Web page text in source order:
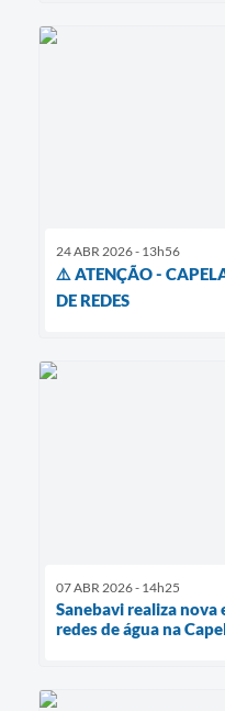
24 ABR 2026 - 13h56
⚠️ ATENÇÃO -
DE REDES
07 ABR 2026 - 14h25
Sanebavi realiza
redes de água na